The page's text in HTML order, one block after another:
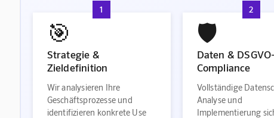
1
🎯
Strategie &
Zieldefinition
Wir analysieren Ihre
Geschäftsprozesse und
identifizieren konkrete Use
2
🛡️
Daten & DSGVO-
Compliance
Vollständige
Analyse und
Implementierung